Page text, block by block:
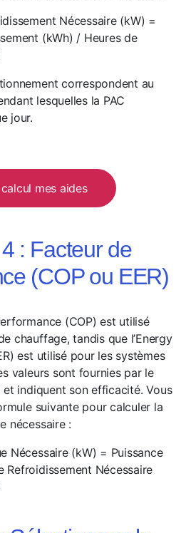
Nécessaire (kW) =
(kWh) / Heures de
correspondent au
lesquelles la PAC
jour.
mes aides
: Facteur de
(COP ou EER)
(COP) est utilisé
chauffage, tandis que l’Energy
est utilisé pour les systèmes
valeurs sont fournies par le
et indiquent son efficacité. Vous
suivante pour calculer la
nécessaire :
Nécessaire (kW) = Puissance
Refroidissement Nécessaire